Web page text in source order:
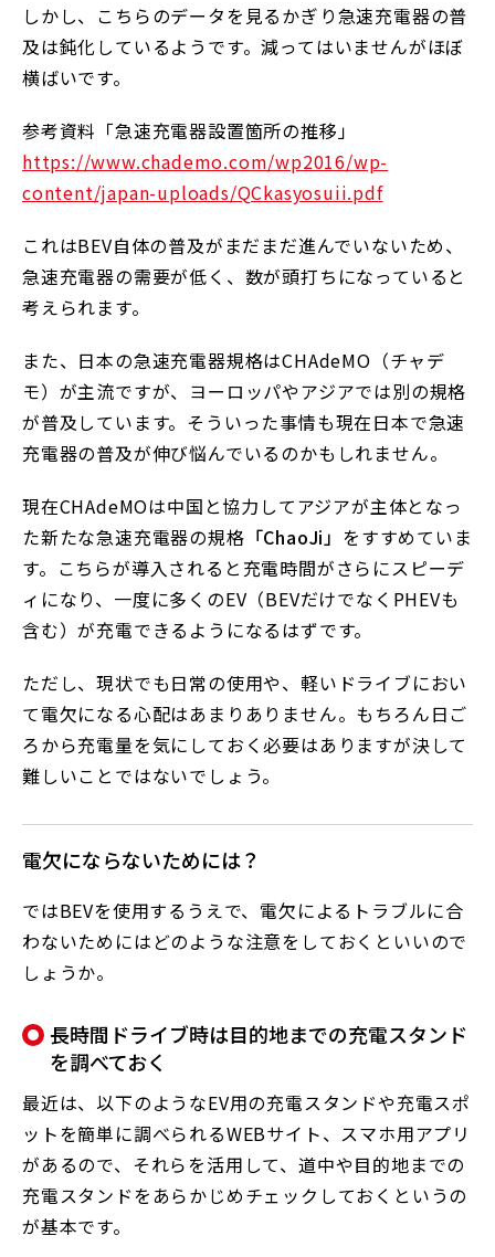
しかし、こちらのデータを見るかぎり急速充電器の普
及は鈍化しているようです。減ってはいませんがほぼ
横ばいです。
参考資料「急速充電器設置箇所の推移」
https://www.chademo.com/wp2016/wp-
content/japan-uploads/QCkasyosuii.pdf
これはBEV自体の普及がまだまだ進んでいないため、
急速充電器の需要が低く、数が頭打ちになっていると
考えられます。
また、日本の急速充電器規格はCHAdeMO（チャデ
モ）が主流ですが、ヨーロッパやアジアでは別の規格
が普及しています。そういった事情も現在日本で急速
充電器の普及が伸び悩んでいるのかもしれません。
現在CHAdeMOは中国と協力してアジアが主体となっ
た新たな急速充電器の規格 「ChaoJi」 をすすめていま
す。こちらが導入されると充電時間がさらにスピーデ
ィになり、一度に多くのEV（BEVだけでなくPHEVも
含む）が充電できるようになるはずです。
ただし、現状でも日常の使用や、軽いドライブにおい
て電欠になる心配はあまりありません。もちろん日ご
ろから充電量を気にしておく必要はありますが決して
難しいことではないでしょう。
電欠にならないためには？
ではBEVを使用するうえで、電欠によるトラブルに合
わないためにはどのような注意をしておくといいので
しょうか。
長時間ドライブ時は目的地までの充電スタンド
を調べておく
最近は、以下のようなEV用の充電スタンドや充電スポ
ットを簡単に調べられるWEBサイト、スマホ用アプリ
があるので、それらを活用して、道中や目的地までの
充電スタンドをあらかじめチェックしておくというの
が基本です。